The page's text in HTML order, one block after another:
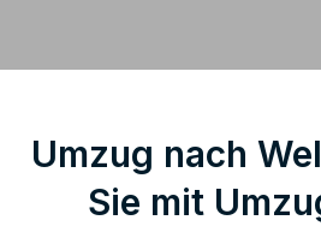
Umzug nach
Sie mit